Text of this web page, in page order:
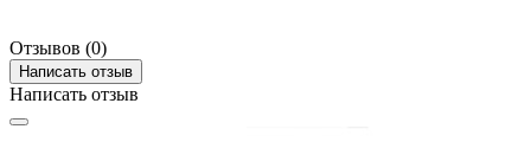
Отзывов (0)
Написать отзыв
Написать отзыв